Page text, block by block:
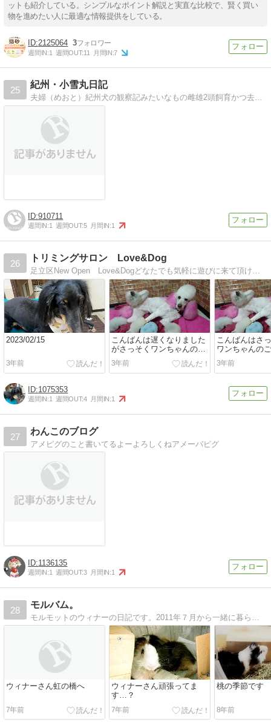
ットも紹介している。シンプルなポイント解説と実直な比較で、賢く買い
物を進めたい人に最適な情報提供をしている。
2125064 3
週間IN:1 週間OUT:11 月間IN:7
25
紀州・小雪丸日記
夫婦（めおと）紀州犬の観察記みたいなもの雌雄2頭飼育かつ去勢避妊は（あえて）せず、紀州犬本来の良さを日々感じています。
910711
週間IN:1 週間OUT:5 月間IN:1
26
トリミングサロン Love&Dog
2023/02/15
3年前
こんばんは遅くなりました
がさっそくワンちゃんのご
紹介です☆ビスケちゃん...
3年前
こんばんはさ
ワンちゃんの
来店ありがと
す!...
3年前
1075353
週間IN:1 週間OUT:4 月間IN:1
27
わんこのブログ
アメピグのこと書いてるよーよろしくねアメーバピグ
1136135
週間IN:1 週間OUT:3 月間IN:1
28
モルバム。
ウィナーさん虹の橋へ
7年前
ウィナーさん頑張ってま
す…？
7年前
桃の季節です
8年前